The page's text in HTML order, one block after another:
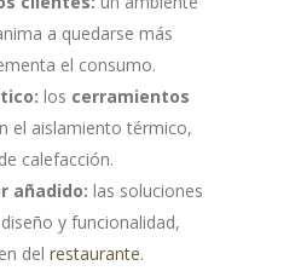
a quedarse más
el consumo.
los cerramientos
el aislamiento térmico,
calefacción.
añadido: las soluciones
y funcionalidad,
del restaurante.